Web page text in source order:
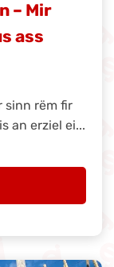
– Mir
ass
sinn rëm fir
an erziel ei...